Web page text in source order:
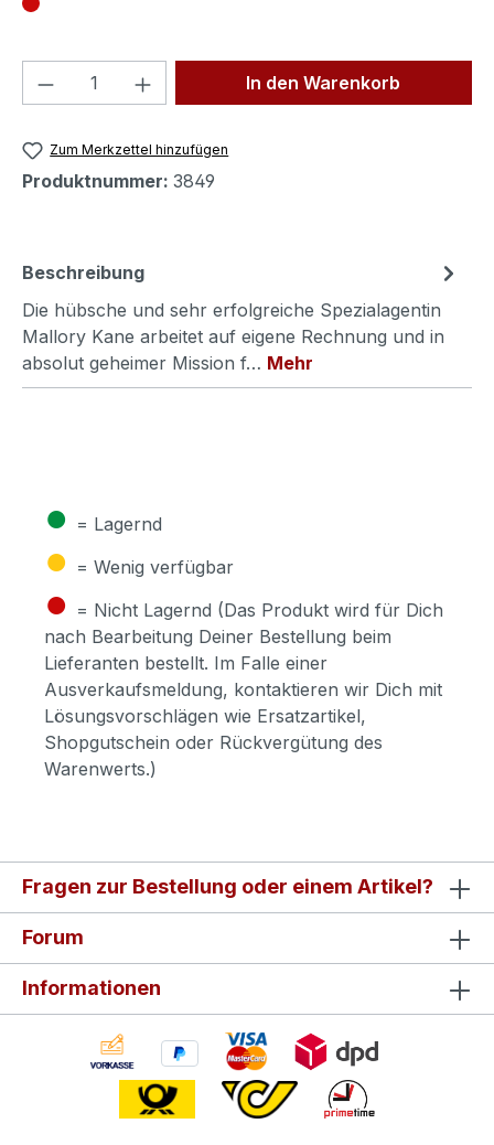
Produkt Anzahl: Gib denIn den Warenkorb
Zum Merkzettel hinzufügen
Produktnummer: 3849
Beschreibung
Die hübsche und sehr erfolgreiche Spezialagentin
Mallory Kane arbeitet auf eigene Rechnung und in
absolut geheimer Mission f… Mehr
● = Lagernd
● = Wenig verfügbar
● = Nicht Lagernd (Das Produkt wird für Dich
nach Bearbeitung Deiner Bestellung beim
Lieferanten bestellt. Im Falle einer
Ausverkaufsmeldung, kontaktieren wir Dich mit
Lösungsvorschlägen wie Ersatzartikel,
Shopgutschein oder Rückvergütung des
Warenwerts.)
Fragen zur Bestellung oder einem Artikel?
Forum
Informationen